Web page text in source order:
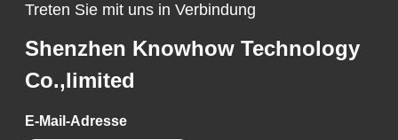
Treten Sie mit uns in Verbindung
Shenzhen Knowhow Technology
Co.,limited
E-Mail-Adresse